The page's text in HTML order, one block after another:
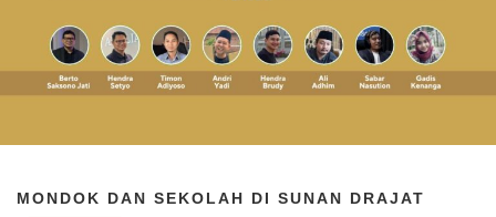
MONDOK DAN SEKOLAH DI SUNAN DRAJAT